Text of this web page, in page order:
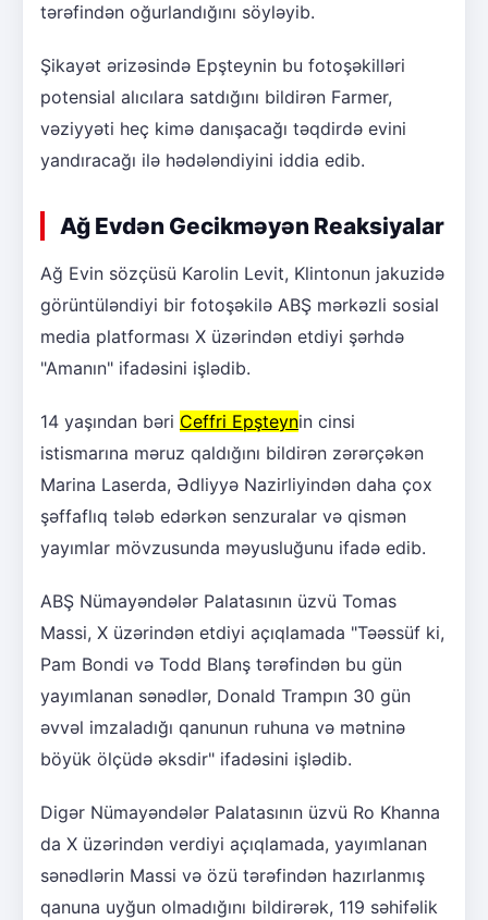
tərəfindən oğurlandığını söyləyib.
Şikayət ərizəsində Epşteynin bu fotoşəkilləri
potensial alıcılara satdığını bildirən Farmer,
vəziyyəti heç kimə danışacağı təqdirdə evini
yandıracağı ilə hədələndiyini iddia edib.
Ağ Evdən Gecikməyən Reaksiyalar
Ağ Evin sözçüsü Karolin Levit, Klintonun jakuzidə
görüntüləndiyi bir fotoşəkilə ABŞ mərkəzli sosial
media platforması X üzərindən etdiyi şərhdə
"Amanın" ifadəsini işlədib.
14 yaşından bəri Ceffri Epşteynin cinsi
istismarına məruz qaldığını bildirən zərərçəkən
Marina Laserda, Ədliyyə Nazirliyindən daha çox
şəffaflıq tələb edərkən senzuralar və qismən
yayımlar mövzusunda məyusluğunu ifadə edib.
ABŞ Nümayəndələr Palatasının üzvü Tomas
Massi, X üzərindən etdiyi açıqlamada "Təəssüf ki,
Pam Bondi və Todd Blanş tərəfindən bu gün
yayımlanan sənədlər, Donald Trampın 30 gün
əvvəl imzaladığı qanunun ruhuna və mətninə
böyük ölçüdə əksdir" ifadəsini işlədib.
Digər Nümayəndələr Palatasının üzvü Ro Khanna
da X üzərindən verdiyi açıqlamada, yayımlanan
sənədlərin Massi və özü tərəfindən hazırlanmış
qanuna uyğun olmadığını bildirərək, 119 səhifəlik